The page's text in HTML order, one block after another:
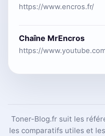
https://www.encros.fr/
Chaîne MrEncros
https://
Toner-Blog.fr suit les
les comparatifs utiles et